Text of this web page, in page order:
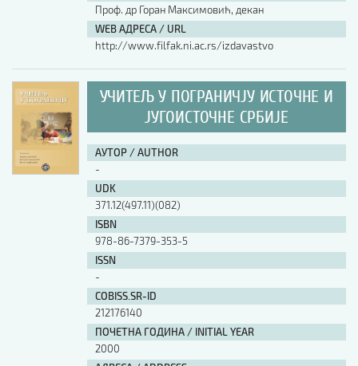
Проф. др Горан Максимовић, декан
WEB АДРЕСА / URL
http://www.filfak.ni.ac.rs/izdavastvo
УЧИТЕЉ У ПОГРАНИЧЈУ ИСТОЧНЕ И
ЈУГОИСТОЧНЕ СРБИЈЕ
АУТОР / AUTHOR
-
UDK
371.12(497.11)(082)
ISBN
978-86-7379-353-5
ISSN
-
COBISS.SR-ID
212176140
ПОЧЕТНА ГОДИНА / INITIAL YEAR
2000